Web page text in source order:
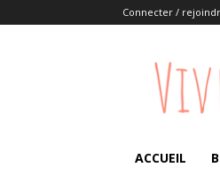
Connecter /
ACCUEIL